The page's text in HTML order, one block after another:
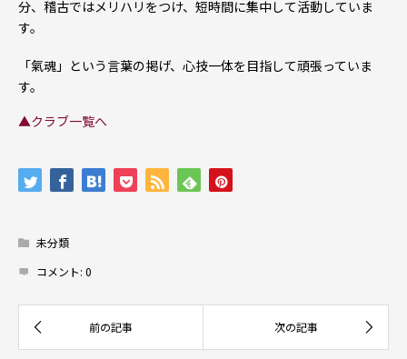
分、稽古ではメリハリをつけ、短時間に集中して活動していま
す。
「氣魂」という言葉の掲げ、心技一体を目指して頑張っていま
す。
▲クラブ一覧へ
未分類
コメント: 0